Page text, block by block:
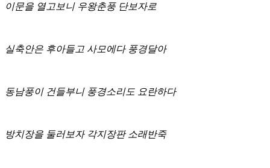
이문을 열고보니 우왕춘풍 단보자로
실축안은 후아들고 사모에다 풍경달아
동남풍이 건들부니 풍경소리도 요란하다
방치장을 둘러보자 각지장판 소래반죽